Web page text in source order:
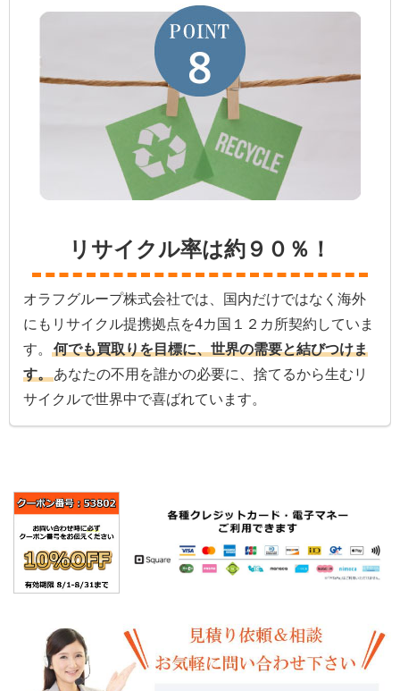
リサイクル率は約９０％！
オラフグループ株式会社では、国内だけではなく海外
にもリサイクル提携拠点を4カ国１２カ所契約していま
す。
何でも買取りを目標に、世界の需要と結びつけま
す。あなたの不用を誰かの必要に、捨てるから生むリ
サイクルで世界中で喜ばれています。